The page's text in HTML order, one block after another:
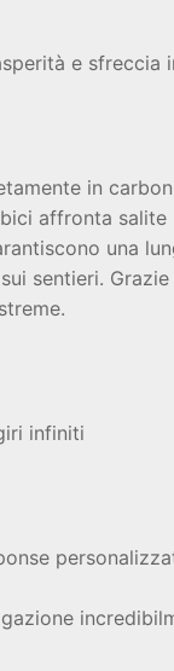
e sfreccia
in
affronta salite
una
sentieri. Grazie
infiniti